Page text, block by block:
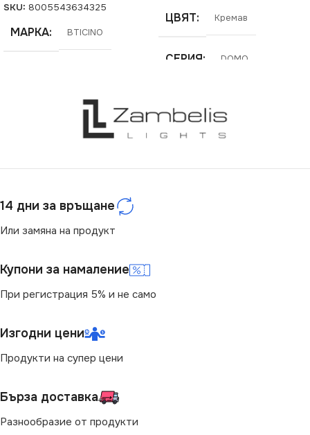
SKU: 8005543634325
МАРКА BTICINO
ЦВЯТ Кремав
СЕРИЯ DOMO
РАМКА Двойна
14 дни за връщане
Или замяна на продукт
Купони за намаление
При регистрация 5% и не само
Изгодни цени
Продукти на супер цени
Бърза доставка
Разнообразие от продукти